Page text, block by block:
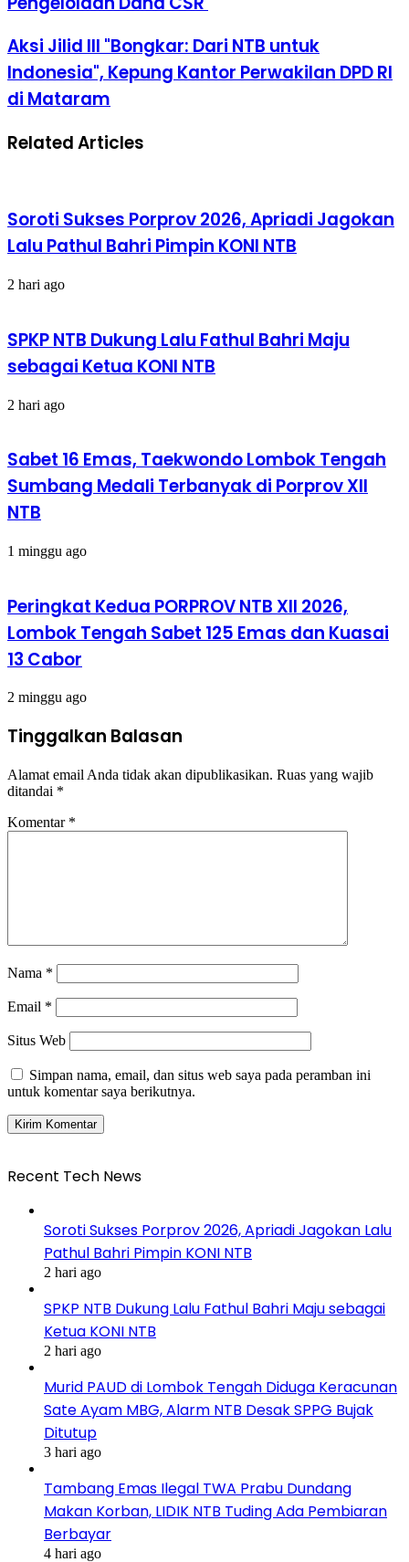
Aksi Jilid III "Bongkar: Dari NTB untuk
Indonesia", Kepung Kantor Perwakilan DPD RI
di Mataram
Related Articles
Soroti Sukses Porprov 2026, Apriadi Jagokan
Lalu Pathul Bahri Pimpin KONI NTB
2 hari ago
SPKP NTB Dukung Lalu Fathul Bahri Maju
sebagai Ketua KONI NTB
2 hari ago
Sabet 16 Emas, Taekwondo Lombok Tengah
Sumbang Medali Terbanyak di Porprov XII
NTB
1 minggu ago
Peringkat Kedua PORPROV NTB XII 2026,
Lombok Tengah Sabet 125 Emas dan Kuasai
13 Cabor
2 minggu ago
Tinggalkan Balasan
Alamat email Anda tidak akan dipublikasikan. Ruas yang wajib
ditandai *
Komentar *
Nama *
Email *
Situs Web
Simpan nama, email, dan situs web saya pada peramban ini
untuk komentar saya berikutnya.
Recent Tech News
Soroti Sukses Porprov 2026, Apriadi Jagokan Lalu
Pathul Bahri Pimpin KONI NTB
2 hari ago
SPKP NTB Dukung Lalu Fathul Bahri Maju sebagai
Ketua KONI NTB
2 hari ago
Murid PAUD di Lombok Tengah Diduga Keracunan
Sate Ayam MBG, Alarm NTB Desak SPPG Bujak
Ditutup
3 hari ago
Tambang Emas Ilegal TWA Prabu Dundang
Makan Korban, LIDIK NTB Tuding Ada Pembiaran
Berbayar
4 hari ago